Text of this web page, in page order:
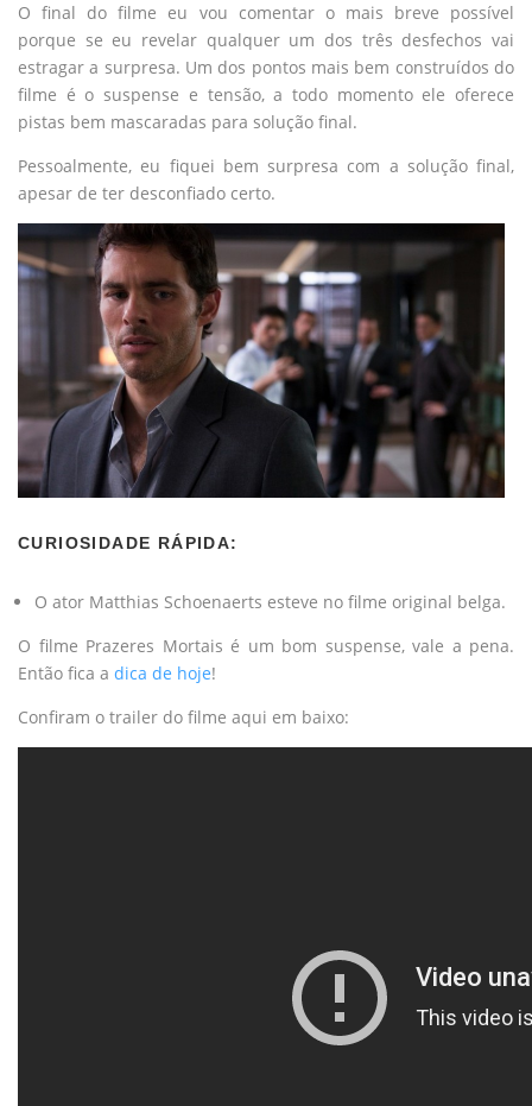
O final do filme eu vou comentar o mais breve possível
porque se eu revelar qualquer um dos três desfechos vai
estragar a surpresa. Um dos pontos mais bem construídos do
filme é o suspense e tensão, a todo momento ele oferece
pistas bem mascaradas para solução final.
Pessoalmente, eu fiquei bem surpresa com a solução final,
apesar de ter desconfiado certo.
CURIOSIDADE RÁPIDA:
O ator Matthias Schoenaerts esteve no filme original belga.
O filme Prazeres Mortais é um bom suspense, vale a pena.
Então fica a dica de hoje!
Confiram o trailer do filme aqui em baixo: